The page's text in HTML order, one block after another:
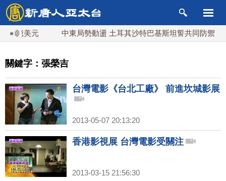
億美元 中東局勢動盪 土耳其沙特巴基斯坦誓共同防禦
關鍵字：張榮吉
台灣電影《台北工廠》 前進坎城影展
2013-05-07 20:13:20
香港影視展 台灣電影受關注
2013-03-15 21:56:30